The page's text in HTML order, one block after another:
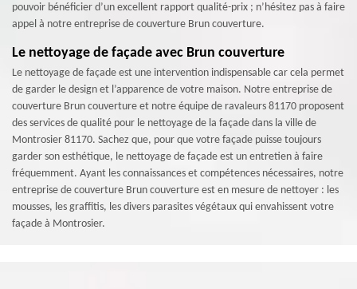
pouvoir bénéficier d’un excellent rapport qualité-prix ; n’hésitez pas à faire
appel à notre entreprise de couverture Brun couverture.
Le nettoyage de façade avec Brun couverture
Le nettoyage de façade est une intervention indispensable car cela permet
de garder le design et l’apparence de votre maison. Notre entreprise de
couverture Brun couverture et notre équipe de ravaleurs 81170 proposent
des services de qualité pour le nettoyage de la façade dans la ville de
Montrosier 81170. Sachez que, pour que votre façade puisse toujours
garder son esthétique, le nettoyage de façade est un entretien à faire
fréquemment. Ayant les connaissances et compétences nécessaires, notre
entreprise de couverture Brun couverture est en mesure de nettoyer : les
mousses, les graffitis, les divers parasites végétaux qui envahissent votre
façade à Montrosier.